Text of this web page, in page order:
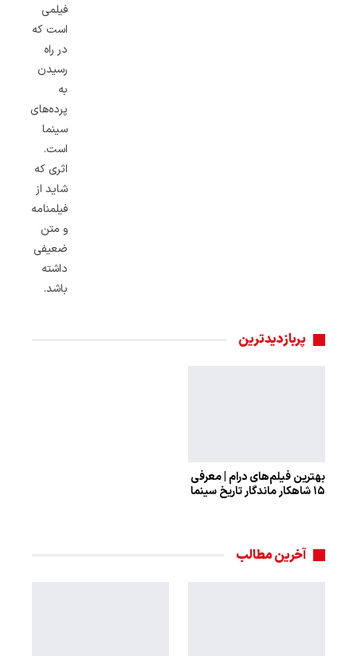
فیلمی
است که
در راه
رسیدن
به
پرده‌های
سینما
است.
اثری که
شاید از
فیلمنامه
و متن
ضعیفی
داشته
باشد.
پربازدیدترین
بهترین فیلم‌های درام | معرفی
۱۵ شاهکار ماندگار تاریخ سینما
آخرین مطالب